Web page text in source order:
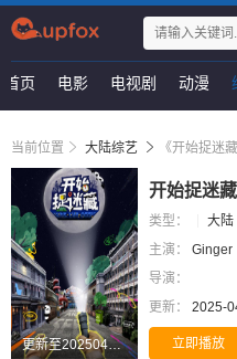
首页 电影 电视剧 动漫
当前位置 大陆综艺 《开始捉迷藏
更新至20250424期
开始捉迷藏
类型： 大陆
主演：
Ginger
导演：
更新：
2025-
立即播放